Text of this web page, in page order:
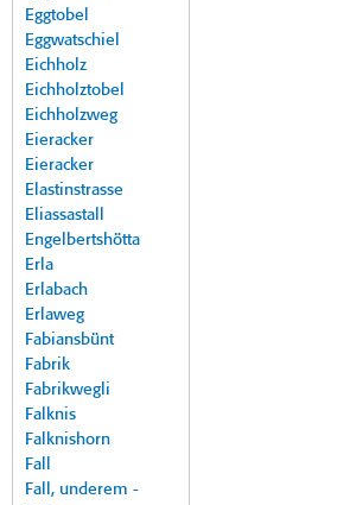
Eggtobel
Eggwatschiel
Eichholz
Eichholztobel
Eichholzweg
Eieracker
Eieracker
Elastinstrasse
Eliassastall
Engelbertshötta
Erla
Erlabach
Erlaweg
Fabiansbünt
Fabrik
Fabrikwegli
Falknis
Falknishorn
Fall
Fall, underem -